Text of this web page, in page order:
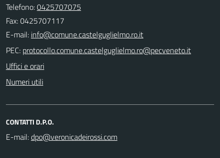
Telefono:0425707075
Fax: 0425707117
E-mail:
PEC:
Uffici e orari
Numeri utili
CONTATTI D.P.O.
E-mail: